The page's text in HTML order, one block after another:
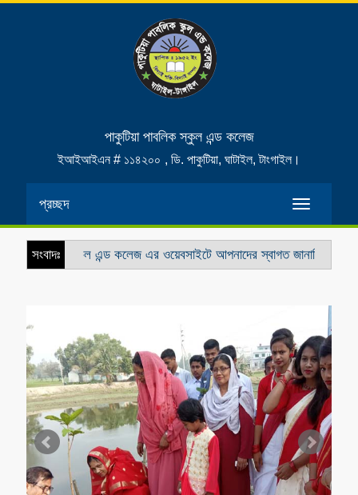
পাকুটিয়া পাবলিক স্কুল এন্ড কলেজ
ইআইআইএন # ১১৪২০০ , ডি. পাকুটিয়া, ঘাটাইল, টাংগাইল।
Toggle
প্রচ্ছদ
সংবাদঃ
পাবলিক স্কুল এন্ড কলেজ এর ওয়েবসাইটে আপনাদের স্বাগত জানাচ্ছি